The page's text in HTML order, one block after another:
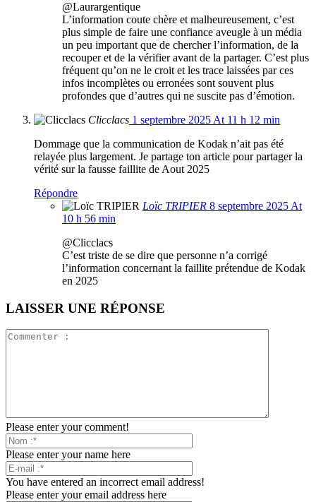
@Laurargentique
L’information coute chère et malheureusement, c’est
plus simple de faire une confiance aveugle à un média
un peu important que de chercher l’information, de la
recouper et de la vérifier avant de la partager. C’est plus
fréquent qu’on ne le croit et les trace laissées par ces
infos incomplètes ou erronées sont souvent plus
profondes que d’autres qui ne suscite pas d’émotion.
Clicclacs 1 septembre 2025 At 11 h 12 min
Dommage que la communication de Kodak n’ait pas été
relayée plus largement. Je partage ton article pour partager la
vérité sur la fausse faillite de Aout 2025
Répondre
Loïc TRIPIER 8 septembre 2025 At
10 h 56 min
@Clicclacs
C’est triste de se dire que personne n’a corrigé
l’information concernant la faillite prétendue de Kodak
en 2025
LAISSER UNE RÉPONSE
Please enter your comment!
Please enter your name here
You have entered an incorrect email address!
Please enter your email address here